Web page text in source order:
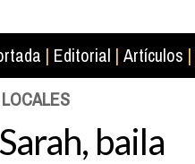
| Editorial | Artículos |
baila